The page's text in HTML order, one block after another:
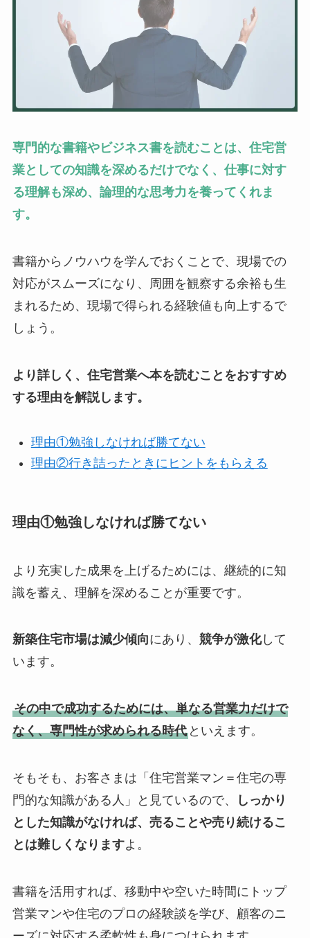
専門的な書籍やビジネス書を読むことは、住宅営
業としての知識を深めるだけでなく、仕事に対す
る理解も深め、論理的な思考力を養ってくれま
す。
書籍からノウハウを学んでおくことで、現場での
対応がスムーズになり、周囲を観察する余裕も生
まれるため、現場で得られる経験値も向上するで
しょう。
より詳しく、住宅営業へ本を読むことをおすすめ
する理由を解説します。
理由①勉強しなければ勝てない
理由②行き詰ったときにヒントをもらえる
理由①勉強しなければ勝てない
より充実した成果を上げるためには、継続的に知
識を蓄え、理解を深めることが重要です。
新築住宅市場は減少傾向にあり、 競争が激化して
います。
その中で成功するためには、単なる営業力だけで
なく、専門性が求められる時代といえます。
そもそも、お客さまは「住宅営業マン＝住宅の専
門的な知識がある人」と見ているので、
しっかり
とした知識がなければ、売ることや売り続けるこ
とは難しくなりますよ。
書籍を活用すれば、移動中や空いた時間にトップ
営業マンや住宅のプロの経験談を学び、顧客のニ